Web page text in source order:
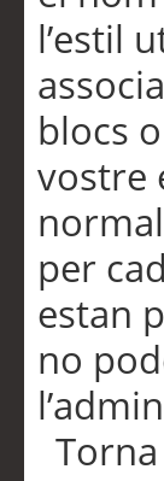
l’estil
blocs
vostre
per
estan
no
Torna